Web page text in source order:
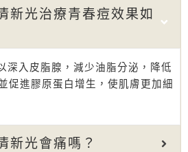
新光治療青春痘效果如
深入皮脂腺，減少油脂分泌，降低
促進膠原蛋白增生，使肌膚更加細
光會痛嗎？